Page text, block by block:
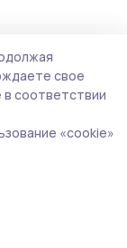
на
Петрова
с уличными
свое
в соответствии
«cookie»